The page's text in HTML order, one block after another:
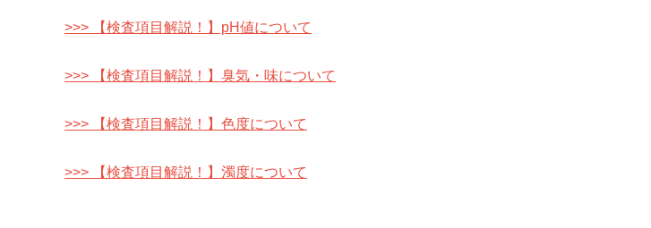
>>> 【検査項目解説！】pH値について
>>> 【検査項目解説！】臭気・味について
>>> 【検査項目解説！】色度について
>>> 【検査項目解説！】濁度について